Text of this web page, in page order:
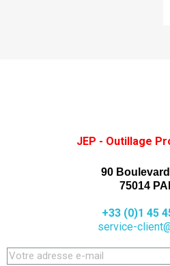
JEP - Outillage
90
75014
+33 (0)1 45
service-